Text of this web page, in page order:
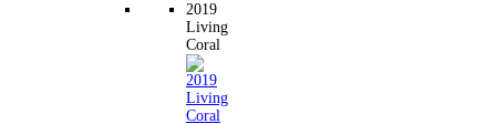
2019
Living
Coral